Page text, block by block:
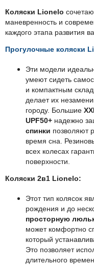
Коляски Lionelo
маневренность и
каждого этапа развития
Прогулочные коляски
Эти модели
умеют сидеть
и компактным
делает их
городу. Большие
UPF50+ надежно
спинки позволяют
время сна.
всех колесах
поверхности.
Коляски 2в1 Lionelo:
Этот тип колясок
рождения и до
просторную
может комфортно
который
Это позволяет
длительного